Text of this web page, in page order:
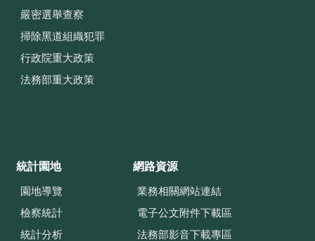
嚴密選舉查察
掃除黑道組織犯罪
行政院重大政策
法務部重大政策
統計園地
園地導覽
檢察統計
統計分析
網路資源
業務相關網站連結
電子公文附件下載區
法務部影音下載專區